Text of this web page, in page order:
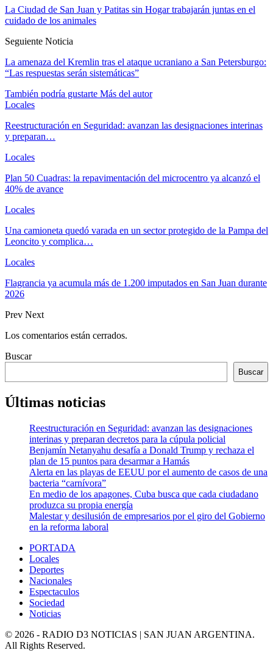
La Ciudad de San Juan y Patitas sin Hogar trabajarán juntas en el
cuidado de los animales
Seguiente Noticia
La amenaza del Kremlin tras el ataque ucraniano a San Petersburgo:
“Las respuestas serán sistemáticas”
También podría gustarte Más del autor
Locales
Reestructuración en Seguridad: avanzan las designaciones interinas
y preparan…
Locales
Plan 50 Cuadras: la repavimentación del microcentro ya alcanzó el
40% de avance
Locales
Una camioneta quedó varada en un sector protegido de la Pampa del
Leoncito y complica…
Locales
Flagrancia ya acumula más de 1.200 imputados en San Juan durante
2026
Prev Next
Los comentarios están cerrados.
Buscar
Buscar
Últimas noticias
Reestructuración en Seguridad: avanzan las designaciones
interinas y preparan decretos para la cúpula policial
Benjamín Netanyahu desafía a Donald Trump y rechaza el
plan de 15 puntos para desarmar a Hamás
Alerta en las playas de EEUU por el aumento de casos de una
bacteria “carnívora”
En medio de los apagones, Cuba busca que cada ciudadano
produzca su propia energía
Malestar y desilusión de empresarios por el giro del Gobierno
en la reforma laboral
PORTADA
Locales
Deportes
Nacionales
Espectaculos
Sociedad
Noticias
© 2026 - RADIO D3 NOTICIAS | SAN JUAN ARGENTINA.
All Rights Reserved.